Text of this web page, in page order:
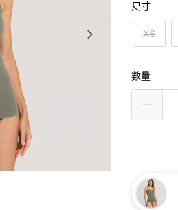
尺寸
XS
數量